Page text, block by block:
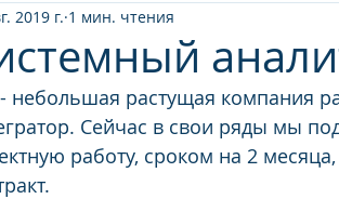
2019 г. 1 мин. чтения
растущая компания
Сейчас в свои ряды мы
работу, сроком на 2